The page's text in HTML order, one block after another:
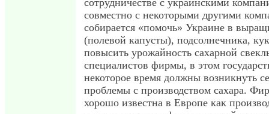
сотрудничестве с украинскими
совместно с некоторыми другими
собирается «помочь» Украине в
(полевой капусты), подсолнечника,
повысить урожайность сахарной
специалистов фирмы, в этом
некоторое время должны возникнуть
проблемы с производством сахара.
хорошо известна в Европе как